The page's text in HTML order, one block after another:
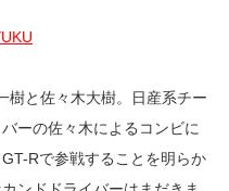
樹と佐々木大樹。日産系チー
ーの佐々木によるコンビに
Rで参戦することを明らか